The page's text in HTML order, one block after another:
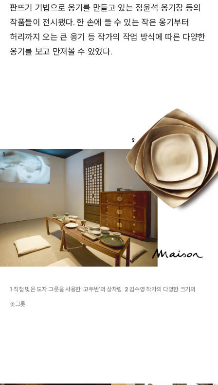
판뜨기 기법으로 옹기를 만들고 있는 정윤석 옹기장 등의
작품들이 전시됐다. 한 손에 들 수 있는 작은 옹기부터
허리까지 오는 큰 옹기 등 작가의 작업 방식에 따른 다양한
옹기를 보고 만져볼 수 있었다.
1 직접 빚은 도자 그릇을 사용한 ‘고두반’의 상차림. 2김수영 작가의 다양한 크기의
놋그릇.